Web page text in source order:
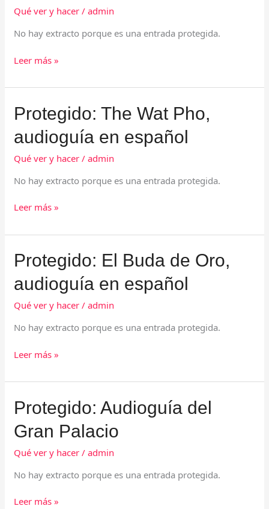
Qué ver y hacer /admin
No hay extracto porque es una entrada protegida.
español
Leer más »
Protegido: The Wat Pho,
audioguía en español
Qué ver y hacer /admin
No hay extracto porque es una entrada protegida.
Protegido:
The
Wat
Pho,
audioguía
español
Leer más »
Protegido: El Buda de Oro,
audioguía en español
Qué ver y hacer /admin
No hay extracto porque es una entrada protegida.
Protegido:
El
Buda
Oro,
en
Leer más »
Protegido: Audioguía del
Gran Palacio
Qué ver y hacer /admin
No hay extracto porque es una entrada protegida.
Protegido:
Audioguía
del
Gran
Palacio
Leer más »